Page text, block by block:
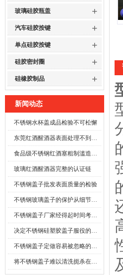
玻璃硅胶瓶盖 +
汽车硅胶按键 +
单点硅胶按键 +
硅胶密封圈 +
硅橡胶制品 +
新闻动态
不锈钢水杯盖成品检验不可松懈
东莞红酒醒酒器表面处理不到位时
食品级不锈钢红酒塞粗制滥造可能酿成事故
玻璃红酒醒酒器完整的认证链
不锈钢盖子批发表面质量的检验
不锈钢玻璃盖子的保护从细节开始
不锈钢盖子厂家经得起时间考验的防线
决定不锈钢硅塑胶盖子服役的寿命
不锈钢盖子定做容易被忽略的施工细节
将不锈钢盖子难以清洗扼杀在萌芽之前